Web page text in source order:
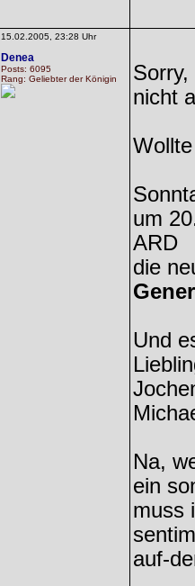
15.02.2005, 23:28 Uhr
Denea
Posts: 6095
Rang: Geliebter der Königin
nicht
um
ARD
die
Und
Na,
ein
muss
auf-